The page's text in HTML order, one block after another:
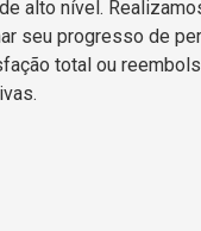
alto nível.
seu progresso de
total ou